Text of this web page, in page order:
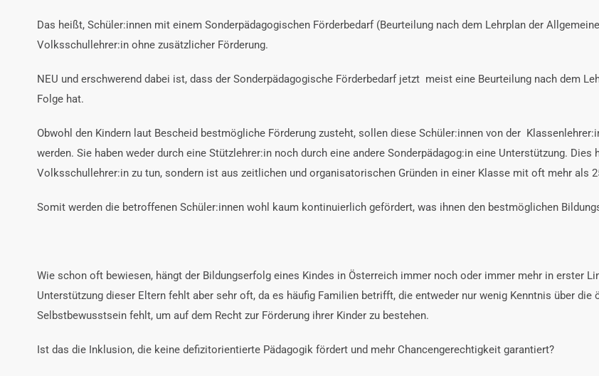
Das heißt, Schüler:innen mit einem Sonderpädagogischen Förderbedarf (Beurteilung nach dem Lehrplan der
Volksschullehrer:in ohne zusätzlicher Förderung.
NEU und erschwerend dabei ist, dass der Sonderpädagogische Förderbedarf jetzt meist eine Beurteilung nach dem
Folge hat.
Obwohl den Kindern laut Bescheid bestmögliche Förderung zusteht, sollen diese Schüler:innen von der
werden. Sie haben weder durch eine Stützlehrer:in noch durch eine andere Sonderpädagog:in eine Unterstützung.
Volksschullehrer:in zu tun, sondern ist aus zeitlichen und organisatorischen Gründen in einer Klasse mit oft mehr als
Somit werden die betroffenen Schüler:innen wohl kaum kontinuierlich gefördert, was ihnen den bestmöglichen
Wie schon oft bewiesen, hängt der Bildungserfolg eines Kindes in Österreich immer noch oder immer mehr in erster
Unterstützung dieser Eltern fehlt aber sehr oft, da es häufig Familien betrifft, die entweder nur wenig Kenntnis über
Selbstbewusstsein fehlt, um auf dem Recht zur Förderung ihrer Kinder zu bestehen.
Ist das die Inklusion, die keine defizitorientierte Pädagogik fördert und mehr Chancengerechtigkeit garantiert?